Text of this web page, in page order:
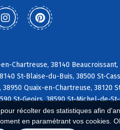
récolter des statistiques afin
en paramétrant vos cookies.
Chartreuse, 38140
St-Blaise-du-Buis, 38500 St-
Quaix-en-Chartreuse, 38120
St-Geoirs, 38590 St-Michel-de-